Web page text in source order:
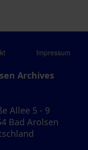
Impressum
Archives
Allee 5 - 9
Bad Arolsen